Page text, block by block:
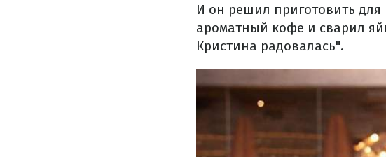
И он решил приготовить для
ароматный кофе и сварил
Кристина радовалась".